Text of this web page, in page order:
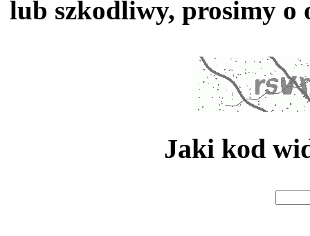
lub szkodliwy, prosimy o
Jaki kod